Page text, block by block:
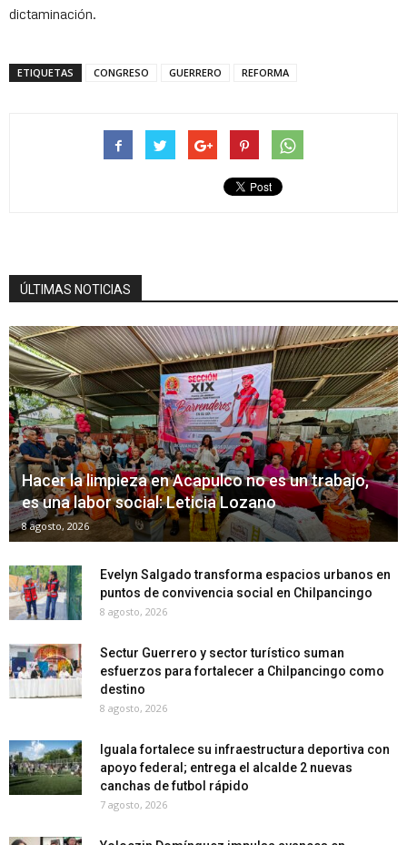
dictaminación.
ETIQUETAS CONGRESO GUERRERO REFORMA
ÚLTIMAS NOTICIAS
Hacer la limpieza en Acapulco no es un trabajo,
es una labor social: Leticia Lozano
8 agosto, 2026
Evelyn Salgado transforma espacios urbanos en
puntos de convivencia social en Chilpancingo
8 agosto, 2026
Sectur Guerrero y sector turístico suman
esfuerzos para fortalecer a Chilpancingo como
destino
8 agosto, 2026
Iguala fortalece su infraestructura deportiva con
apoyo federal; entrega el alcalde 2 nuevas
canchas de futbol rápido
7 agosto, 2026